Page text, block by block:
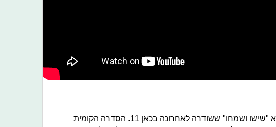
עוד סדרה חדשה ברשימה היא "שישו ושמחו" ששודרה לאחרונה בכאן 11. הסדרה הקומית